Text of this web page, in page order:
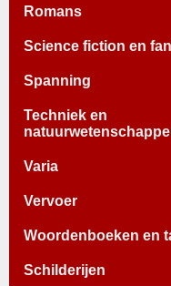
Romans
Science fiction en
Spanning
Techniek en
Varia
Vervoer
Woordenboeken en
Schilderijen